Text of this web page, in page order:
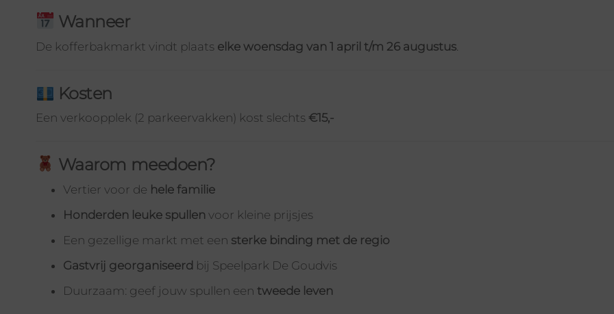
Wanneer
De kofferbakmarkt vindt plaats elke woensdag van 1 april t/m 26 augustus
Kosten
Een verkoopplek (2 parkeervakken) kost slechts €15,-
Waarom meedoen?
Vertier voor de hele familie
Honderden leuke spullen voor kleine prijsjes
Een gezellige markt met een sterke binding met de regio
Gastvrij georganiseerd bij Speelpark De Goudvis
Duurzaam: geef jouw spullen een tweede leven